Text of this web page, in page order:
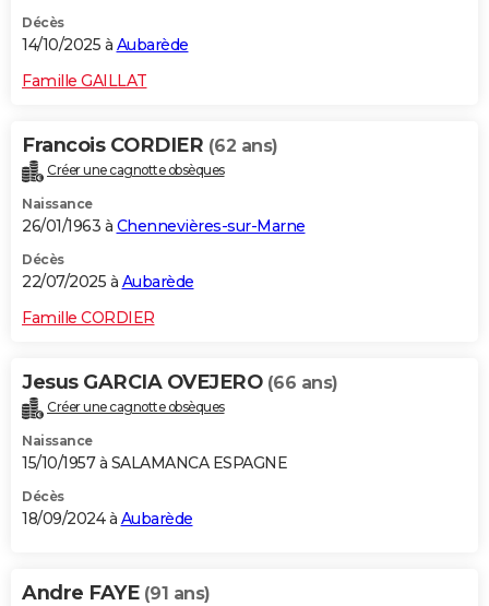
GUIDES D'ACHAT
Carte de Noël
Carte Bonne année
Carte Saint-Valentin
Carte Pâques
Carte d'anniversaire
DICTIONNAIRE
Dictionnaire
Biographies
Citations
Expressions
Proverbes
PROGRAMME TV
S'inscrire
Se connecter
Lycées
Collèges
Primaires
Universités
Entreprises
Service militaire
Avis de recherche
AVIS DE DÉCÈS
FORUM
Décès
14/10/2025 à Aubarède
Famille GAILLAT
Francois CORDIER (62 ans)
Créer une cagnotte obsèques
Naissance
26/01/1963 à Chennevières-sur-Marne
Décès
22/07/2025 à Aubarède
Famille CORDIER
Jesus GARCIA OVEJERO (66 ans)
Créer une cagnotte obsèques
Naissance
15/10/1957 à SALAMANCA ESPAGNE
Décès
18/09/2024 à Aubarède
Andre FAYE (91 ans)